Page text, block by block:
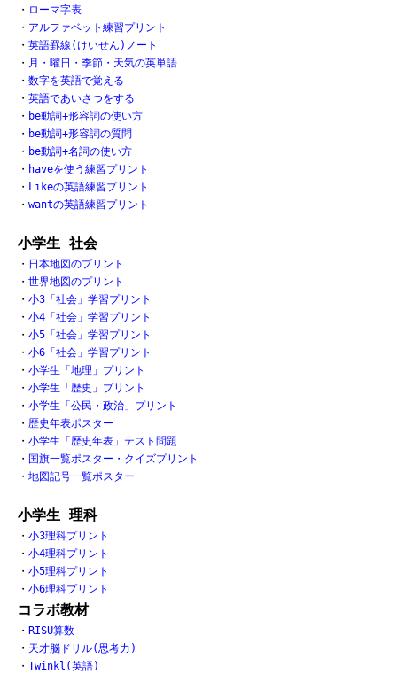
・ ローマ字表
・ アルファベット練習プリント
・ 英語罫線(けいせん)ノート
・ 月・曜日・季節・天気の英単語
・ 数字を英語で覚える
・ 英語であいさつをする
・ be動詞+形容詞の使い方
・ be動詞+形容詞の質問
・ be動詞+名詞の使い方
・ haveを使う練習プリント
・ Likeの英語練習プリント
・ wantの英語練習プリント
小学生 社会
・ 日本地図のプリント
・ 世界地図のプリント
・ 小3「社会」学習プリント
・ 小4「社会」学習プリント
・ 小5「社会」学習プリント
・ 小6「社会」学習プリント
・ 小学生「地理」プリント
・ 小学生「歴史」プリント
・ 小学生「公民・政治」プリント
・ 歴史年表ポスター
・ 小学生「歴史年表」テスト問題
・ 国旗一覧ポスター・クイズプリント
・ 地図記号一覧ポスター
小学生 理科
・ 小3理科プリント
・ 小4理科プリント
・ 小5理科プリント
・ 小6理科プリント
コラボ教材
・ RISU算数
・ 天才脳ドリル(思考力)
・ Twinkl(英語)